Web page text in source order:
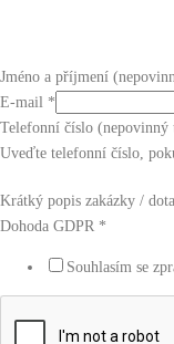
Jméno a příjmení
E-mail *
Telefonní číslo (nepovinný
Uveďte telefonní číslo,
Krátký popis zakázky /
Dohoda GDPR *
Souhlasím se